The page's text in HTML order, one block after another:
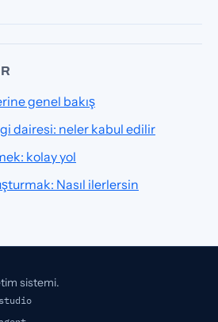
genel bakış
dairesi: neler kabul edilir
kolay yol
Nasıl ilerlersin
sistemi.
studio